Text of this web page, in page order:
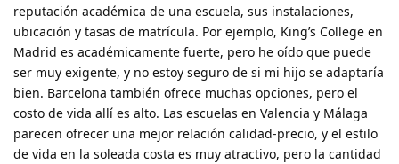
reputación académica de una escuela, sus instalaciones,
ubicación y tasas de matrícula. Por ejemplo, King’s College en
Madrid es académicamente fuerte, pero he oído que puede
ser muy exigente, y no estoy seguro de si mi hijo se adaptaría
bien. Barcelona también ofrece muchas opciones, pero el
costo de vida allí es alto. Las escuelas en Valencia y Málaga
parecen ofrecer una mejor relación calidad-precio, y el estilo
de vida en la soleada costa es muy atractivo, pero la cantidad